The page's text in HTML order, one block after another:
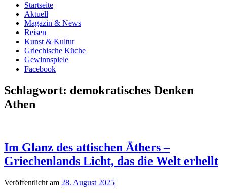
Startseite
Aktuell
Magazin & News
Reisen
Kunst & Kultur
Griechische Küche
Gewinnspiele
Facebook
Schlagwort: demokratisches Denken
Athen
Im Glanz des attischen Äthers –
Griechenlands Licht, das die Welt erhellt
Veröffentlicht am 28. August 2025